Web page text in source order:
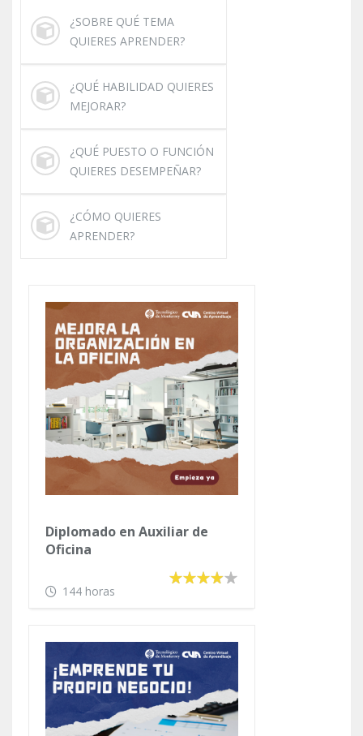
¿SOBRE QUÉ TEMA
QUIERES APRENDER?
¿QUÉ HABILIDAD QUIERES
MEJORAR?
¿QUÉ PUESTO O FUNCIÓN
QUIERES DESEMPEÑAR?
¿CÓMO QUIERES
APRENDER?
Diplomado en Auxiliar de
Oficina
144 horas